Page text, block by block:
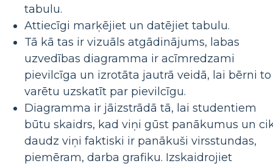
tabulu.
Attiecīgi marķējiet un datējiet tabulu.
Tā kā tas ir vizuāls atgādinājums, labas
uzvedības diagramma ir acīmredzami
pievilcīga un izrotāta jautrā veidā, lai bērni to
varētu uzskatīt par pievilcīgu.
Diagramma ir jāizstrādā tā, lai studentiem
būtu skaidrs, kad viņi gūst panākumus un
daudz viņi faktiski ir panākuši virsstundas,
piemēram, darba grafiku. Izskaidrojiet